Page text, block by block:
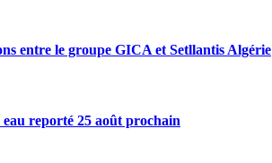
entre le groupe GICA et Setllantis Algérie
eau reporté 25 août prochain